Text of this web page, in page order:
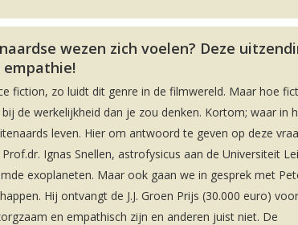
wezen zich voelen? Deze
empathie!
fiction, zo luidt dit genre in de filmwereld. Maar hoe
de werkelijkheid dan je zou denken. Kortom; waar in
leven. Hier om antwoord te geven op deze
Ignas Snellen, astrofysicus aan de Universiteit
exoplaneten. Maar ook gaan we in gesprek met
Hij ontvangt de J.J. Groen Prijs (30.000 euro)
en empathisch zijn en anderen juist niet. De